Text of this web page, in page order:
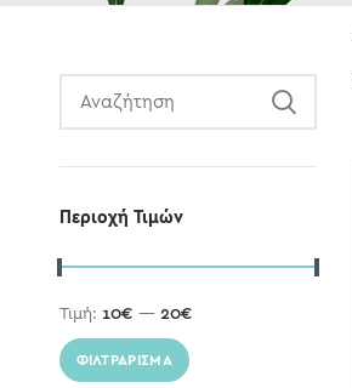
Περιοχή Τιμών
ΦΙΛΤΡΆΡΙΣΜΑ
Τιμή: 10€ — 20€